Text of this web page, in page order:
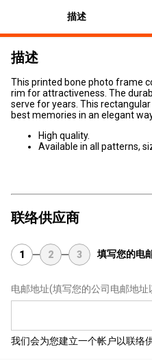
描述
描述
This printed bone photo frame
rim for attractiveness. The
serve for years. This
best memories in an elegant
High quality.
Available in all patterns,
联络供应商
1 2 3 填写您的电
电邮地址(填写您的公司电邮地
我们会为您建立一个帐户以联络